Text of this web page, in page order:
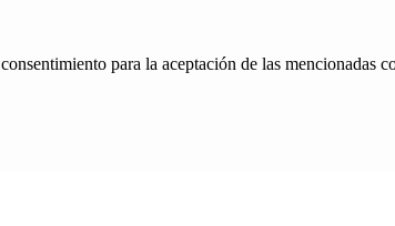
para la aceptación de las mencionadas